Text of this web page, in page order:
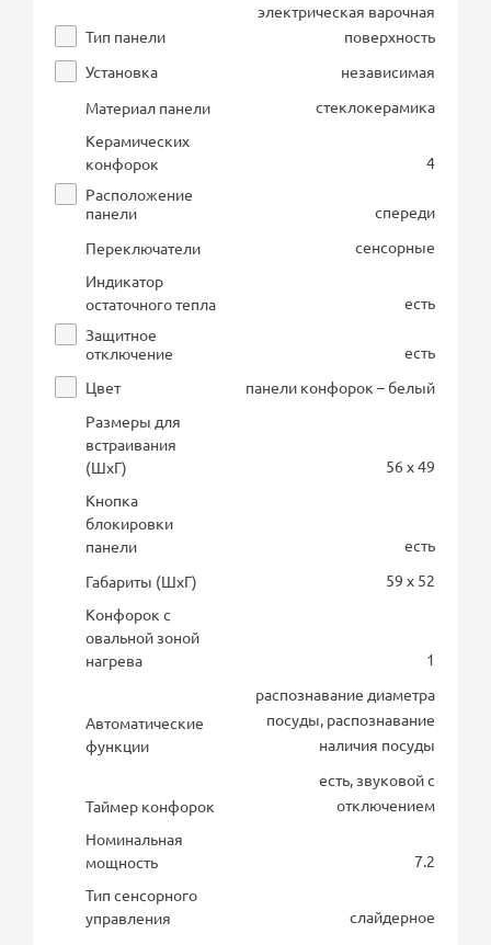
Тип панели
электрическая варочная
поверхность
Установка
независимая
Материал панели
стеклокерамика
Керамических
конфорок
4
Расположение
панели
спереди
Переключатели
сенсорные
Индикатор
остаточного тепла
есть
Защитное
отключение
есть
Цвет
панели конфорок – белый
Размеры для
встраивания
(ШхГ)
56 x 49
Кнопка
блокировки
панели
есть
Габариты (ШхГ)
59 x 52
Конфорок с
овальной зоной
нагрева
1
Автоматические
функции
распознавание диаметра
посуды, распознавание
наличия посуды
Таймер конфорок
есть, звуковой с
отключением
Номинальная
мощность
7.2
Тип сенсорного
управления
слайдерное